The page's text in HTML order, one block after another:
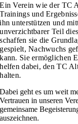
Ein Verein wie der TC
Trainings und
ihn unterstützen und
unverzichtbarer Teil
schaffen sie die
gespielt, Nachwuchs
kann. Sie ermöglichen
helfen dabei, den TC
halten.
Dabei geht es um weit
Vertrauen in unseren
gemeinsame
auszeichnen.